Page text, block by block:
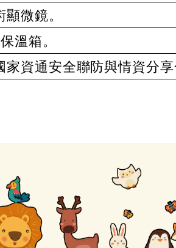
微鏡。
溫箱。
資通安全聯防與情資分